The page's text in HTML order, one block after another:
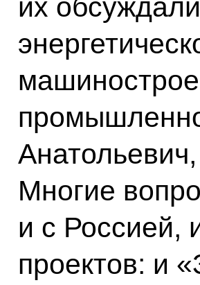
их
Многие
и с Россией,
проектов: и